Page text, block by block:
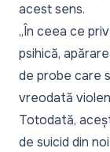
acest sens.
„În ceea ce
psihică,
de probe care
vreodată
Totodată,
de suicid din